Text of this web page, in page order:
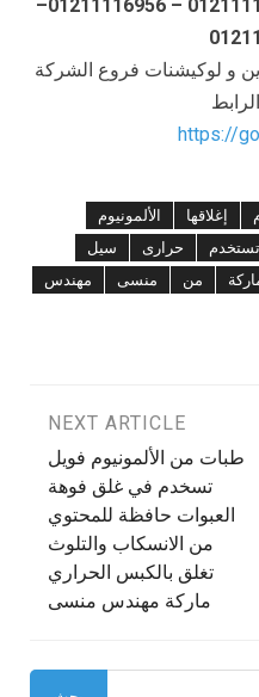
موبايل 01211116954 – 01211116955 – 01211116956–
و لوكيشنات فروع الشركة
https://
إغلاقها
الألمونيوم
تستخدم حرارى
سيل
من منسى
مهندس
NEXT ARTICLE
طبات من الألمونيوم فويل
تسخدم في غلق فوهة
العبوات حافظة للمحتوي
من الانسكاب والتلوث
تغلق بالكبس الحراري
ماركة مهندس منسى